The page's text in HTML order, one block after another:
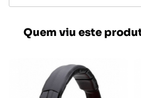
Quem viu este